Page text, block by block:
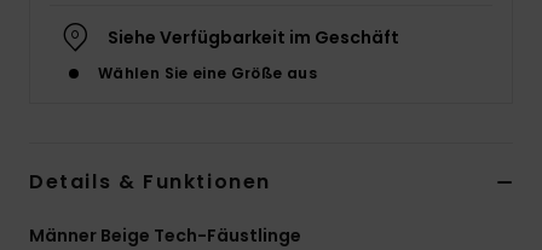
Siehe Verfügbarkeit im Geschäft
Wählen Sie eine Größe aus
Details & Funktionen
Männer Beige Tech-Fäustlinge